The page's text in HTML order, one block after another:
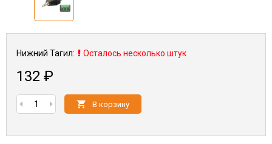
Нижний Тагил: Осталось несколько штук
132 ₽
В корзину